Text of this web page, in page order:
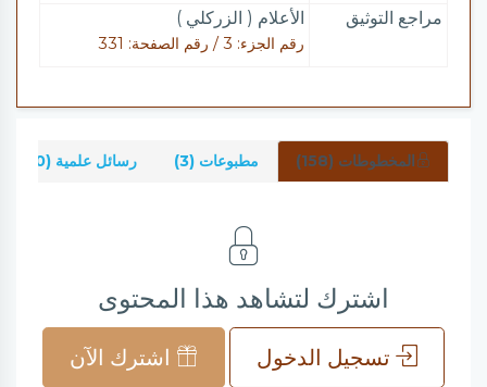
مراجع التوثيق
الأعلام ( الزركلي )
رقم الجزء: 3 / رقم الصفحة: 331
المخطوطات (158) مطبوعات (3) رسائل علمية (0)
اشترك لتشاهد هذا المحتوى
تسجيل الدخول اشترك الآن